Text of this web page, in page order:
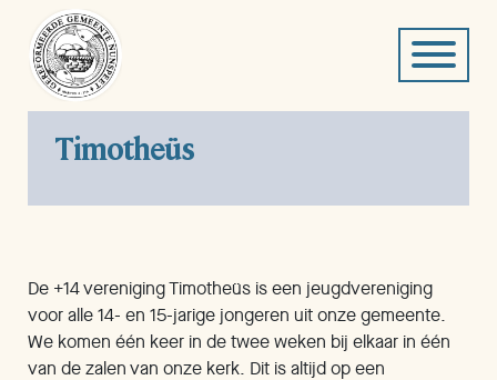
Timotheüs
De +14 vereniging Timotheüs is een jeugdvereniging
voor alle 14- en 15-jarige jongeren uit onze gemeente.
We komen één keer in de twee weken bij elkaar in één
van de zalen van onze kerk. Dit is altijd op een